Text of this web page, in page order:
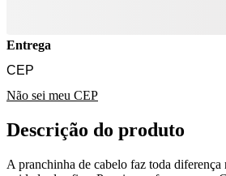
Entrega
Não sei meu CEP
Descrição do produto
A pranchinha de cabelo faz toda diferença